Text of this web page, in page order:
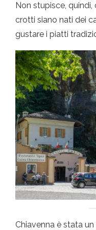
Non stupisce,
crotti siano nati dei
gustare i piatti
Chiavenna è stata